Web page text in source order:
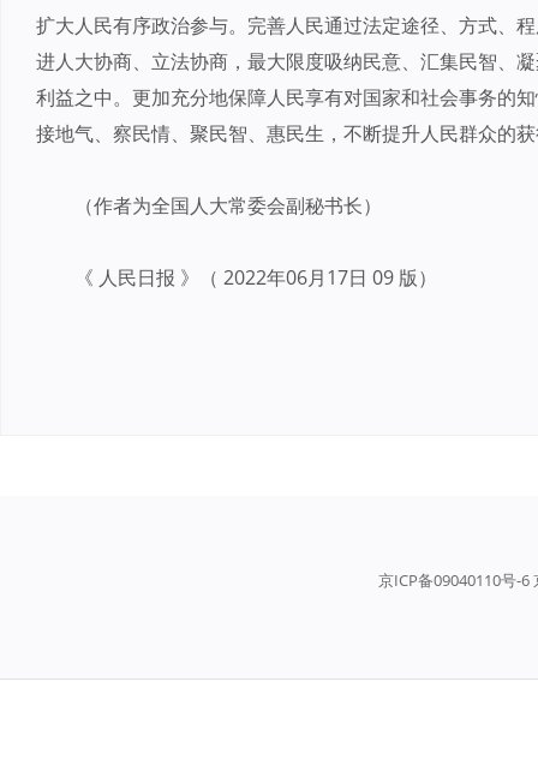
扩大人民有序政治参与。完善人民通过法定途径、方式、
进人大协商、立法协商，最大限度吸纳民意、汇集民智、
利益之中。更加充分地保障人民享有对国家和社会事务的
接地气、察民情、聚民智、惠民生，不断提升人民群众的
（作者为全国人大常委会副秘书长）
《 人民日报 》（ 2022年06月17日 09 版）
京ICP备09040110号-6